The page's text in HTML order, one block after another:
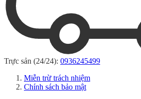
Trực sản (24/24): 0936245499
Miễn trừ trách nhiệm
Chính sách bảo mật